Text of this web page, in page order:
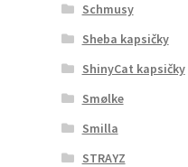
Schmusy
Sheba kapsičky
ShinyCat kapsičky
Smølke
Smilla
STRAYZ